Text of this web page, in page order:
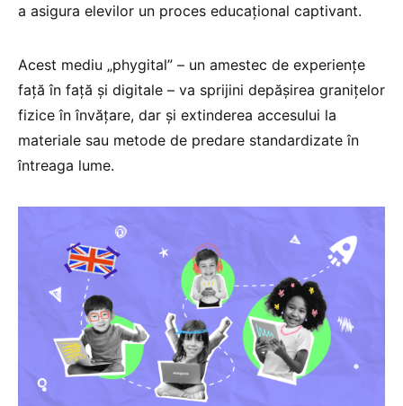
a asigura elevilor un proces educațional captivant.
Acest mediu „phygital” – un amestec de experiențe
față în față și digitale – va sprijini depășirea granițelor
fizice în învățare, dar și extinderea accesului la
materiale sau metode de predare standardizate în
întreaga lume.